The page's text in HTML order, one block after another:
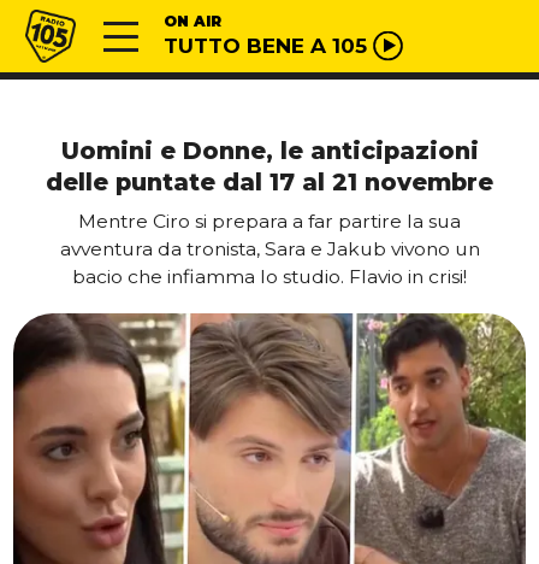
Vai al contenuto
Radio 105 ON AIR
TUTTO BENE A 105
Uomini e Donne, le anticipazioni
delle puntate dal 17 al 21 novembre
Mentre Ciro si prepara a far partire la sua
avventura da tronista, Sara e Jakub vivono un
bacio che infiamma lo studio. Flavio in crisi!